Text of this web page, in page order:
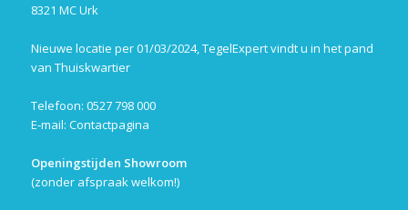
8321 MC Urk
Nieuwe locatie per 01/03/2024, TegelExpert vindt u in het pand
van Thuiskwartier
Telefoon: 0527 798 000
E-mail: Contactpagina
Openingstijden Showroom
(zonder afspraak welkom!)